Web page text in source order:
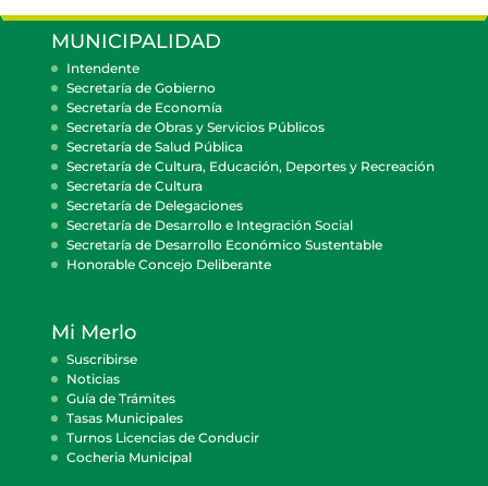
MUNICIPALIDAD
Intendente
Secretaría de Gobierno
Secretaría de Economía
Secretaría de Obras y Servicios Públicos
Secretaría de Salud Pública
Secretaría de Cultura, Educación, Deportes y Recreación
Secretaría de Cultura
Secretaría de Delegaciones
Secretaría de Desarrollo e Integración Social
Secretaría de Desarrollo Económico Sustentable
Honorable Concejo Deliberante
Mi Merlo
Suscribirse
Noticias
Guía de Trámites
Tasas Municipales
Turnos Licencias de Conducir
Cocheria Municipal